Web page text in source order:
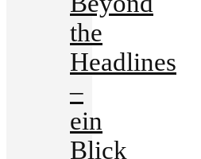
the
Headlines
–
ein
Blick